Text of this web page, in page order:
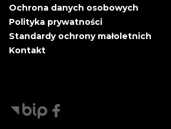
Ochrona danych osobowych
Polityka prywatności
Standardy ochrony małoletnich
Kontakt